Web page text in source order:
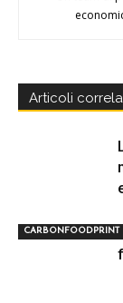
Articoli
CARBONFOODPRINT